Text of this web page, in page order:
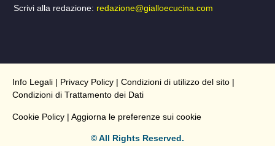
Scrivi alla redazione: redazione@gialloecucina.com
Info Legali | Privacy Policy | Condizioni di utilizzo del sito |
Condizioni di Trattamento dei Dati
Cookie Policy | Aggiorna le preferenze sui cookie
© All Rights Reserved.